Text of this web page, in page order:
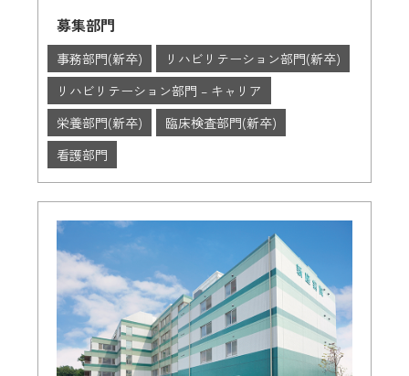
募集部門
事務部門(新卒)
リハビリテーション部門(新卒)
リハビリテーション部門 – キャリア
栄養部門(新卒)
臨床検査部門(新卒)
看護部門